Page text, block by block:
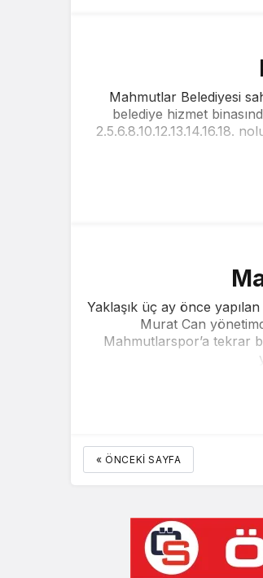
Mahmutlar Belediyesi
belediye hizmet
2.5.6.8.10.12.13.14.16.18.
Yaklaşık üç ay önce
Murat Can
Mahmutlarspor’a tekrar
« ÖNCEKI SAYFA